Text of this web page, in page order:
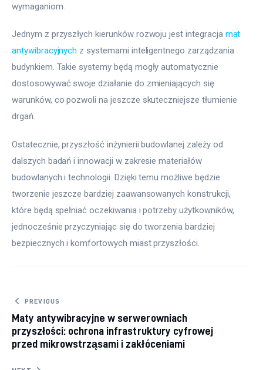
wymaganiom.
Jednym z przyszłych kierunków rozwoju jest integracja mat
antywibracyjnych z systemami inteligentnego zarządzania
budynkiem. Takie systemy będą mogły automatycznie
dostosowywać swoje działanie do zmieniających się
warunków, co pozwoli na jeszcze skuteczniejsze tłumienie
drgań.
Ostatecznie, przyszłość inżynierii budowlanej zależy od
dalszych badań i innowacji w zakresie materiałów
budowlanych i technologii. Dzięki temu możliwe będzie
tworzenie jeszcze bardziej zaawansowanych konstrukcji,
które będą spełniać oczekiwania i potrzeby użytkowników,
jednocześnie przyczyniając się do tworzenia bardziej
bezpiecznych i komfortowych miast przyszłości.
Nawigacja wpisu
PREVIOUS
Maty antywibracyjne w serwerowniach
przyszłości: ochrona infrastruktury cyfrowej
przed mikrowstrząsami i zakłóceniami